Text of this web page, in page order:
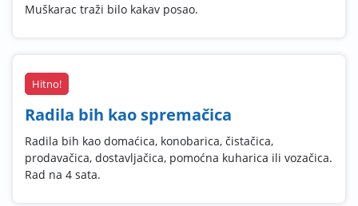
Muškarac traži bilo kakav posao.
Hitno!
Radila bih kao spremačica
Radila bih kao domaćica, konobarica, čistačica,
prodavačica, dostavljačica, pomoćna kuharica ili vozačica.
Rad na 4 sata.